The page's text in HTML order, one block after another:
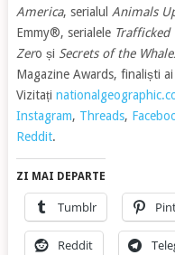
America, serialul Animals
Emmy®, serialele
Zero și Secrets of the
Magazine Awards, finaliști
Vizitați
Instagram, Threads,
Reddit.
ZI MAI DEPARTE
Tumblr
Reddit